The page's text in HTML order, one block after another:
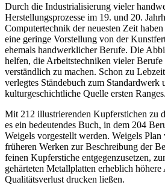
Durch die Industrialisierung vieler
Herstellungsprozesse im 19. und 20.
Computertechnik der neuesten Zeit
eine geringe Vorstellung von der
ehemals handwerklicher Berufe. Die
helfen, die Arbeitstechniken vieler
verständlich zu machen. Schon zu
verlegtes Ständebuch zum Standardwerk
kulturgeschichtliche Quelle ersten Ranges.
Mit 212 illustrierenden Kupferstichen zu
es ein bedeutendes Buch, in dem 204
Weigels vorgestellt werden. Weigels
früheren Werken zur Beschreibung der
feinen Kupferstiche entgegenzusetzen,
gehärteten Metallplatten erheblich
Qualitätsverlust drucken ließen.